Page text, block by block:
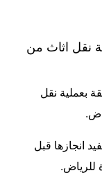
نقل اثاث من
بعملية نقل
انجازها قبل